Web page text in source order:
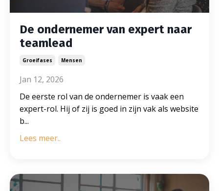
De ondernemer van expert naar
teamlead
Groeifases Mensen
Jan 12, 2026
De eerste rol van de ondernemer is vaak een
expert-rol. Hij of zij is goed in zijn vak als website
b...
Lees meer..